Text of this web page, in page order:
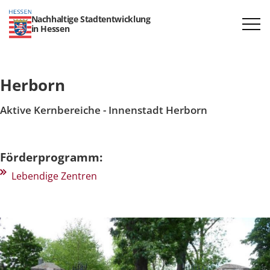
Nachhaltige Stadtentwicklung
in Hessen
Herborn
Aktive Kernbereiche - Innenstadt Herborn
Förderprogramm:
Lebendige Zentren